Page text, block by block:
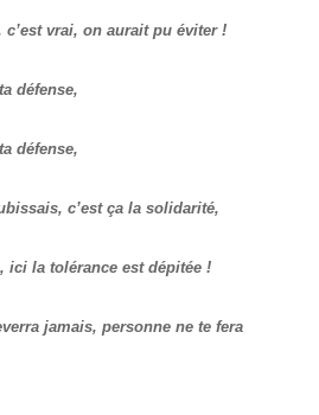
vrai, on aurait pu éviter !
défense,
défense,
c’est ça la solidarité,
ici la tolérance est dépitée !
jamais, personne ne te fera